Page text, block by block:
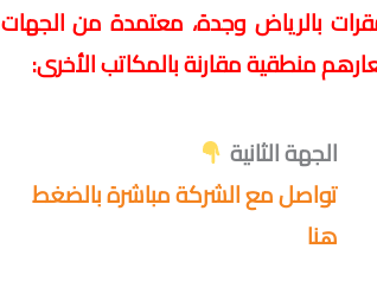
بالرياض وجدة، معتمدة من الجهات
منطقية مقارنة بالمكاتب الأخرى:
الجهة الثانية
تواصل مع الشركة مباشرة بالضغط
هنا